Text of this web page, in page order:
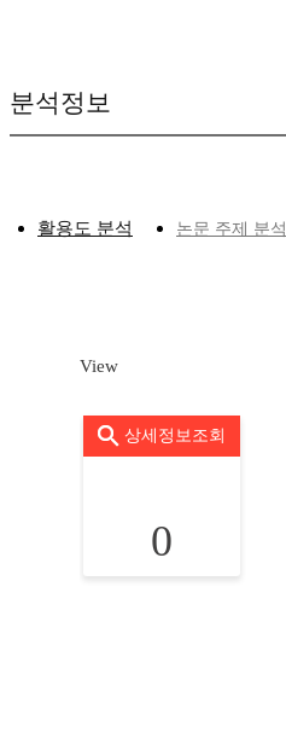
분석정보
활용도 분석 논문 주제 분석
View
상세정보조회
0